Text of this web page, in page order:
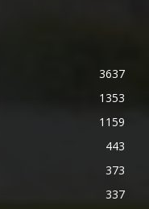
3637
1353
1159
443
373
337